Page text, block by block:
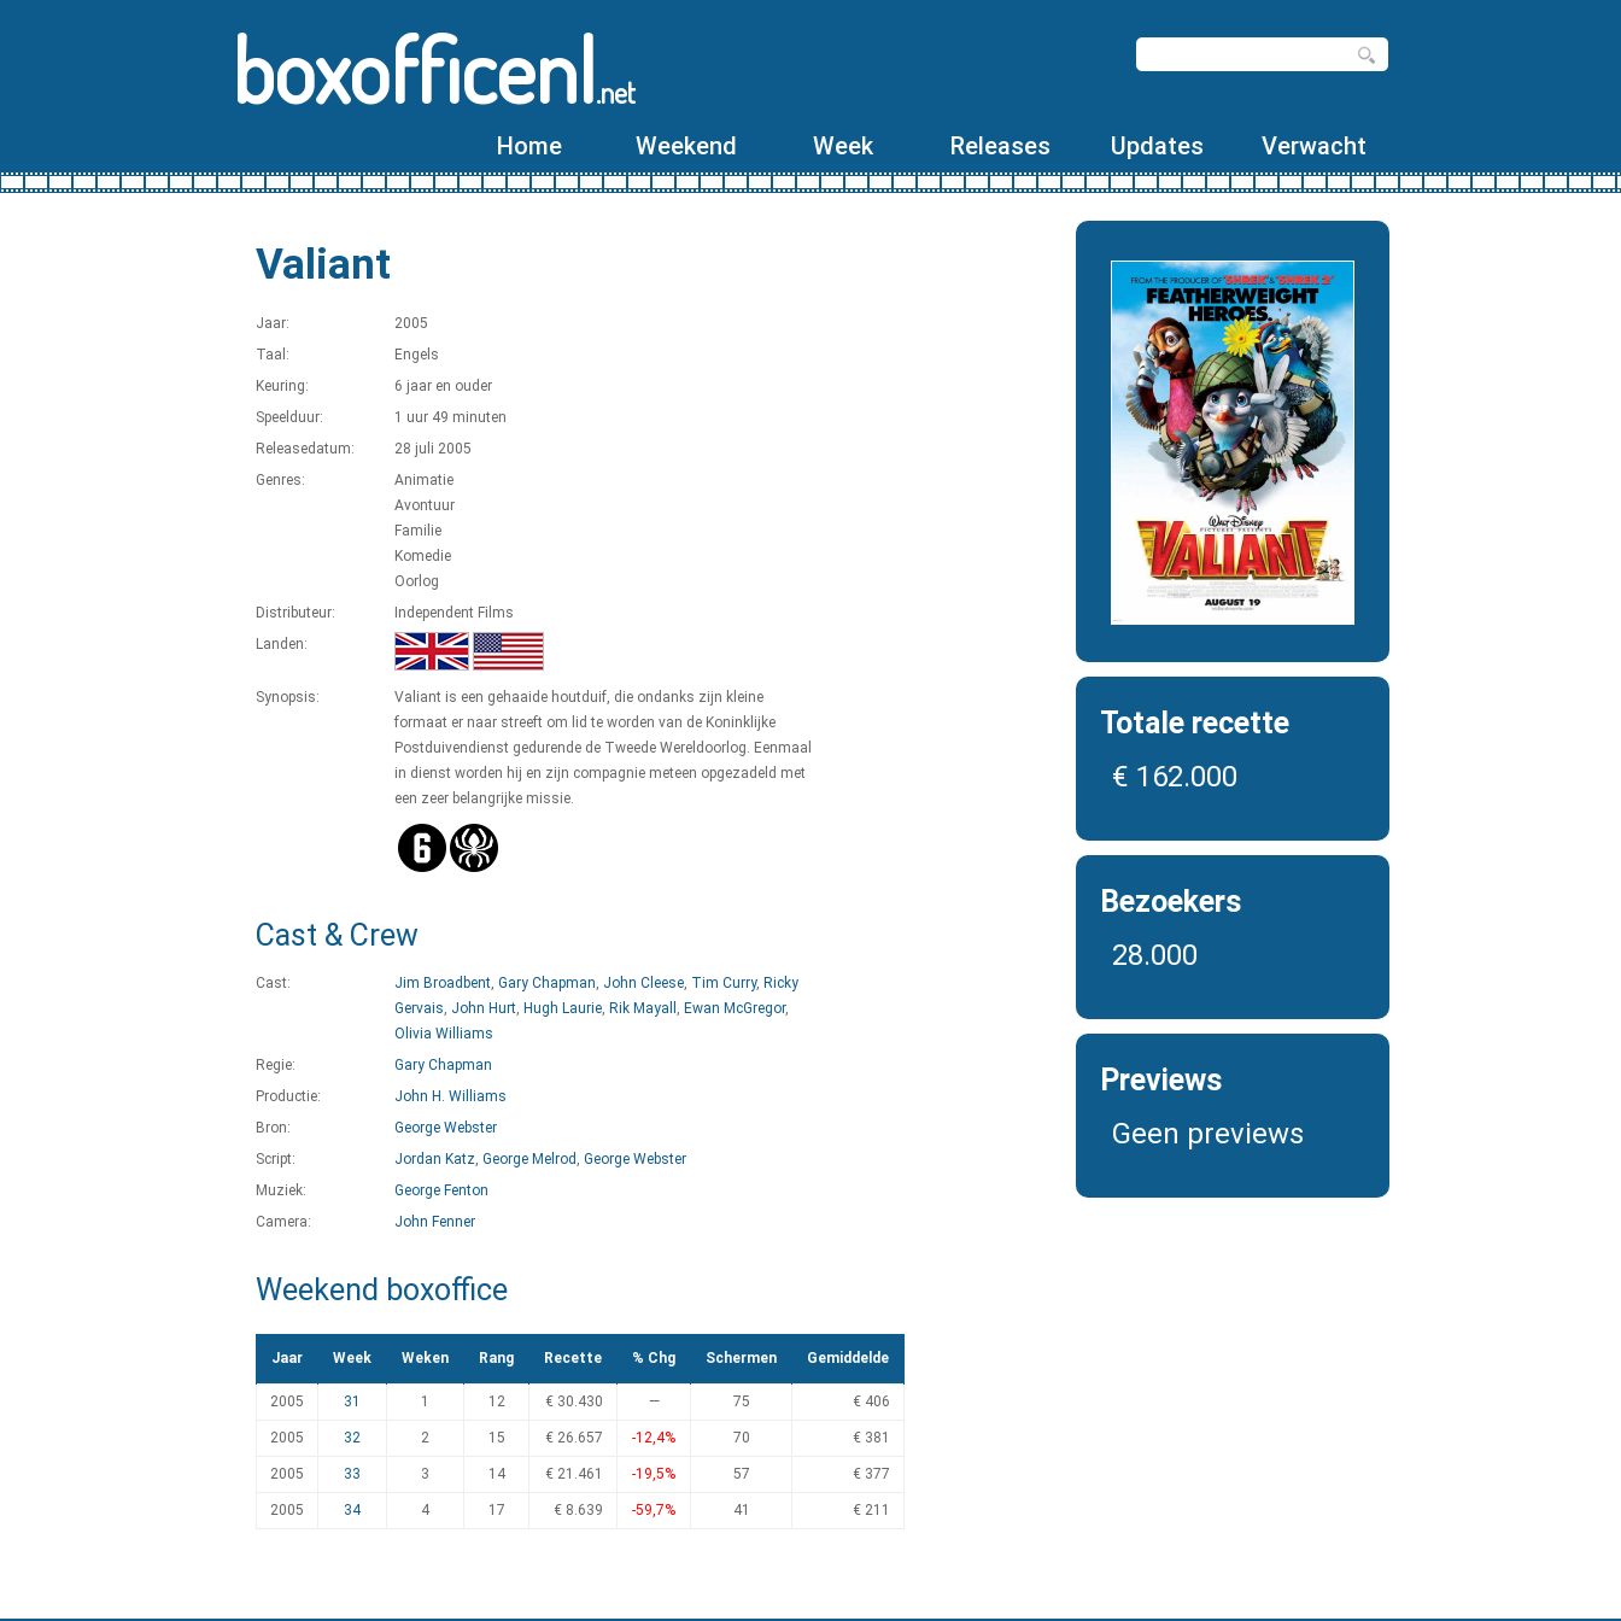
boxofficenl.net
Home Weekend Week Releases Updates Verwacht
Valiant
Jaar:
2005
Taal:
Engels
Keuring:
6 jaar en ouder
Speelduur:
1 uur 49 minuten
Releasedatum:
28 juli 2005
Genres:
Animatie
Avontuur
Familie
Komedie
Oorlog
Distributeur:
Independent Films
Landen:
Synopsis:
Valiant is een gehaaide houtduif, die ondanks zijn kleine
formaat er naar streeft om lid te worden van de Koninklijke
Postduivendienst gedurende de Tweede Wereldoorlog. Eenmaal
in dienst worden hij en zijn compagnie meteen opgezadeld met
een zeer belangrijke missie.
Cast & Crew
Cast: Jim Broadbent, Gary Chapman, John Cleese, Tim Curry, Ricky
Gervais, John Hurt, Hugh Laurie, Rik Mayall , Ewan McGregor,
Olivia Williams
Regie:
Gary Chapman
Productie:
John H. Williams
Bron:
George Webster
Script:
Jordan Katz, George Melrod , George Webster
Muziek:
George Fenton
Camera:
John Fenner
Weekend boxoffice
Jaar Week Weken Rang Recette % Chg Schermen Gemiddelde
2005 31 1 12 € 30.430 — 75 € 406
2005 32 2 15 € 26.657 -12,4% 70 € 381
2005 33 3 14 € 21.461 -19,5% 57 € 377
2005 34 4 17 € 8.639 -59,7% 41 € 211
Totale recette
€ 162.000
Bezoekers
28.000
Previews
Geen previews